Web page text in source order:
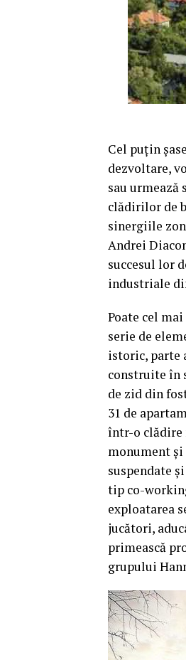
Cel puţin
dezvoltare,
sau urmează
clădirilor de
sinergiile
Andrei
succesul lor
industriale
Poate cel
serie de
istoric, parte
construite în
de zid din
31 de
într-o clădire
monument şi
suspendate
tip co-
exploatarea
jucători,
primească
grupului